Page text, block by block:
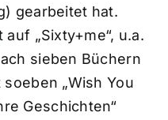
gearbeitet hat.
„Sixty+me“, u.a.
sieben Büchern
„Wish You
Geschichten“